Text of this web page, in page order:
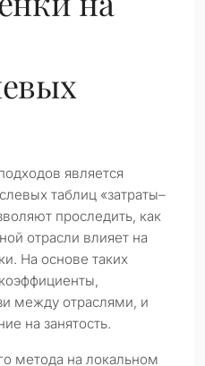
является
таблиц «затраты–
проследить, как
отрасли влияет на
На основе таких
между отраслями, и
на занятость.
метода на локальном